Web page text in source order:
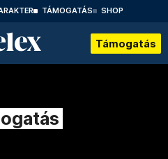
TÁMOGATÁS SHOP
Támogatás